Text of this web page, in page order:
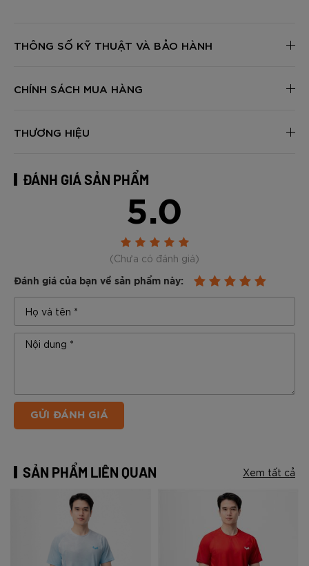
THÔNG SỐ KỸ THUẬT VÀ BẢO HÀNH
CHÍNH SÁCH MUA HÀNG
THƯƠNG HIỆU
ĐÁNH GIÁ SẢN PHẨM
5.0
(Chưa có đánh giá)
Đánh giá của bạn về sản phẩm này:
GỬI ĐÁNH GIÁ
SẢN PHẨM LIÊN QUAN Xem tất cả